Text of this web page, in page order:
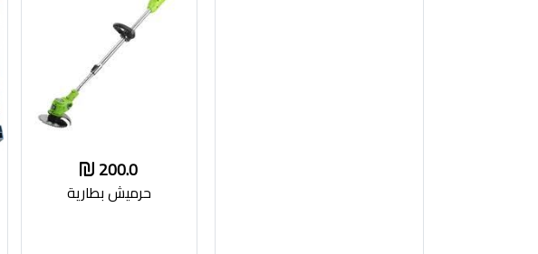
200.0
حرميش بطارية